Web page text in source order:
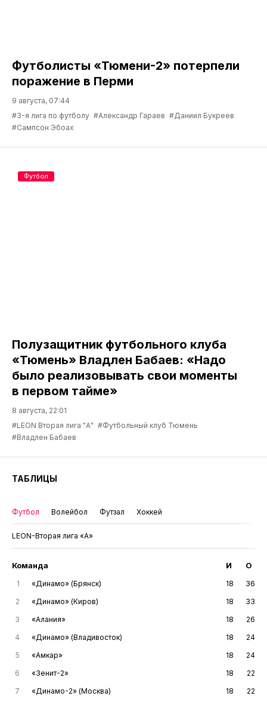
Футболисты «Тюмени-2» потерпели
поражение в Перми
9 августа, 07:44
#3-я лига по футболу #Александр Гараев #Даниил Букреев
#Сампсон Эбоах
Полузащитник футбольного клуба
«Тюмень» Владлен Бабаев: «Надо
было реализовывать свои моменты
в первом тайме»
8 августа, 22:01
#LEON Вторая лига "А" #Футбольный клуб Тюмень
#Владлен Бабаев
Футбол
ТАБЛИЦЫ
Футбол Волейбол Футзал Хоккей
LEON-Вторая лига «А»
Команда И О
1 «Динамо» (Брянск) 18
36
2
«Динамо» (Киров) 18
33
3
«Алания» 18
26
4
«Динамо» (Владивосток) 18
24
5
«Амкар» 18
24
6
«Зенит-2» 18
22
7
«Динамо-2» (Москва) 18
22